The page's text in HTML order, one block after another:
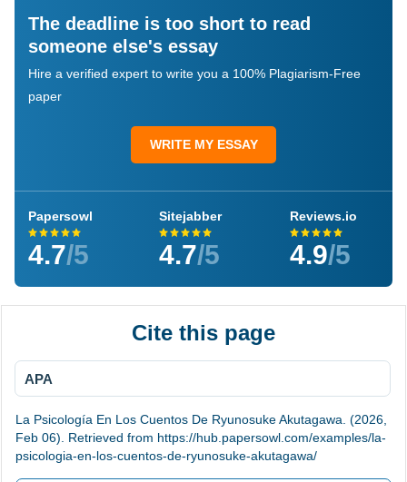
The deadline is too short to read
someone else's essay
Hire a verified expert to write you a 100% Plagiarism-Free
paper
WRITE MY ESSAY
Papersowl
4.7/5
Sitejabber
4.7/5
Reviews.io
4.9/5
Cite this page
APA
La Psicología En Los Cuentos De Ryunosuke Akutagawa. (2026,
Feb 06). Retrieved from https://hub.papersowl.com/examples/la-
psicologia-en-los-cuentos-de-ryunosuke-akutagawa/